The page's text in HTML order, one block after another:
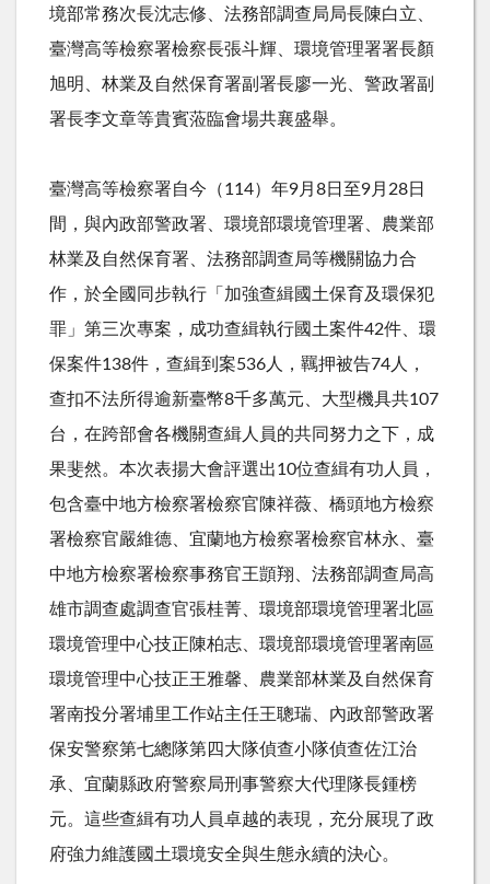
境部常務次長沈志修、法務部調查局局長陳白立、
臺灣高等檢察署檢察長張斗輝、環境管理署署長顏
旭明、林業及自然保育署副署長廖一光、警政署副
署長李文章等貴賓蒞臨會場共襄盛舉。
臺灣高等檢察署自今（114）年9月 8日至9月 28日
間，與內政部警政署、環境部環境管理署、農業部
林業及自然保育署、法務部調查局等機關協力合
作，於全國同步執行「加強查緝國土保育及環保犯
罪」第三次專案，成功查緝執行國土案件42件、環
保案件138件，查緝到案536人，羈押被告74人，
查扣不法所得逾新臺幣8千多萬元、大型機具共107
台，在跨部會各機關查緝人員的共同努力之下，成
果斐然。本次表揚大會評選出10位查緝有功人員，
包含臺中地方檢察署檢察官陳祥薇、橋頭地方檢察
署檢察官嚴維德、宜蘭地方檢察署檢察官林永、臺
中地方檢察署檢察事務官王顗翔、法務部調查局高
雄市調查處調查官張桂菁、環境部環境管理署北區
環境管理中心技正陳柏志、環境部環境管理署南區
環境管理中心技正王雅馨、農業部林業及自然保育
署南投分署埔里工作站主任王聰瑞、內政部警政署
保安警察第七總隊第四大隊偵查小隊偵查佐江治
承、宜蘭縣政府警察局刑事警察大代理隊長鍾榜
元。這些查緝有功人員卓越的表現，充分展現了政
府強力維護國土環境安全與生態永續的決心。